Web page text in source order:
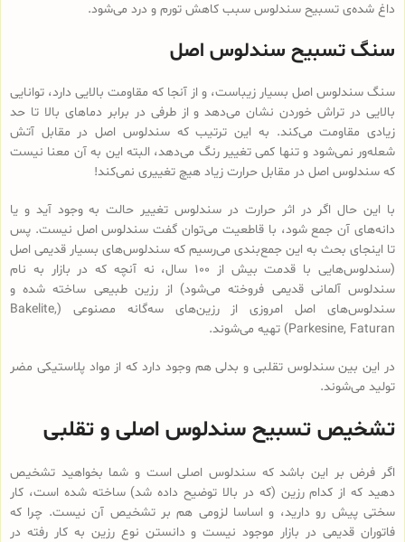
داغ شده‌ی تسبیح سندلوس سبب کاهش تورم و درد می‌شود.
سنگ تسبیح سندلوس اصل
سنگ سندلوس اصل بسیار زیباست، و از آنجا که مقاومت بالایی دارد، توانایی
بالایی در تراش خوردن نشان می‌دهد و از طرفی در برابر دماهای بالا تا حد
زیادی مقاومت می‌کند. به این ترتیب که سندلوس اصل در مقابل آتش
شعله‌ور نمی‌شود و تنها کمی تغییر رنگ می‌دهد، البته این به آن معنا نیست
که سندلوس اصل در مقابل حرارت زیاد هیچ تغییری نمی‌کند!
با این حال اگر در اثر حرارت در سندلوس تغییر حالت به وجود آید و یا
دانه‌های آن جمع شود، با قاطعیت می‌توان گفت سندلوس اصل نیست. پس
تا اینجای بحث به این جمع‌بندی می‌رسیم که سندلوس‌های بسیار قدیمی اصل
(سندلوس‌هایی با قدمت بیش از 100 سال، نه آنچه که در بازار به نام
سندلوس آلمانی قدیمی فروخته می‌شود) از رزین طبیعی ساخته شده و
سندلوس‌‌های اصل امروزی از رزین‌های سه‌گانه مصنوعی (Bakelite,
Parkesine, Faturan) تهیه می‌شوند.
در این بین سندلوس تقلبی و بدلی هم وجود دارد که از مواد پلاستیکی مضر
تولید می‌شوند.
تشخیص تسبیح سندلوس اصلی و تقلبی
اگر فرض بر این باشد که سندلوس اصلی است و شما بخواهید تشخیص
دهید که از کدام رزین (که در بالا توضیح داده شد) ساخته شده است، کار
سختی پیش رو دارید، و اساسا لزومی هم بر تشخیص آن نیست. چرا که
فاتوران قدیمی در بازار موجود نیست و دانستن نوع رزین به کار رفته در